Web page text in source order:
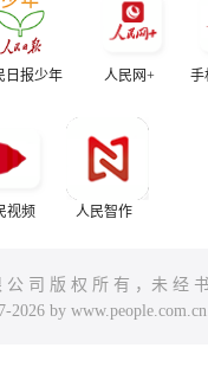
日报少年 人民网+ 手
视频 人民智作
公 司 版 权 所 有 ，未 经
2026 by